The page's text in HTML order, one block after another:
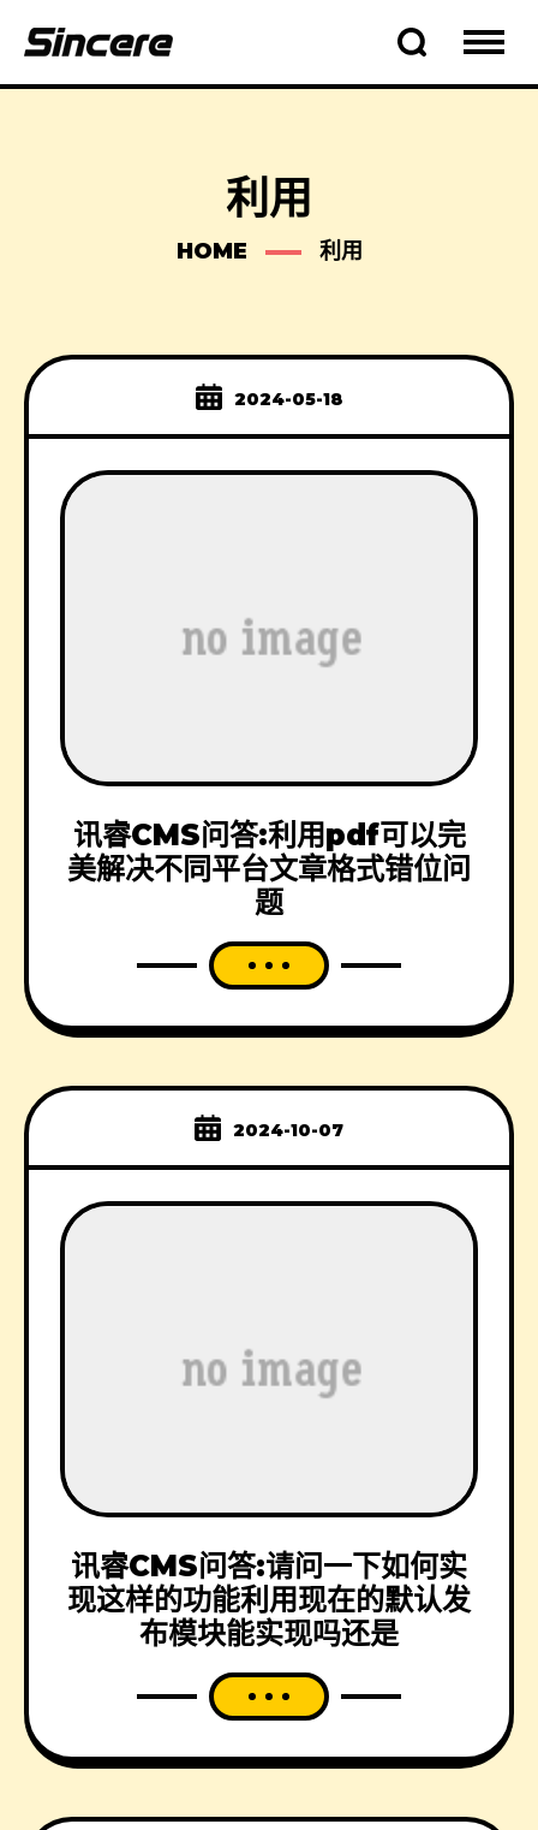
利用
HOME 利用
2024-05-18
讯睿CMS问答:利用pdf可以完
美解决不同平台文章格式错位问
题
2024-10-07
讯睿CMS问答:请问一下如何实
现这样的功能利用现在的默认发
布模块能实现吗还是